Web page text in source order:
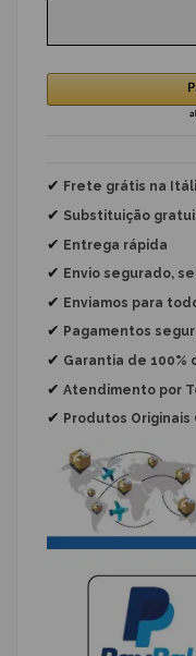
✔ Frete grátis na
✔ Substituição
✔ Entrega rápida
✔ Envio segurado,
✔ Enviamos para
✔ Pagamentos
✔ Garantia de 100%
✔ Atendimento por
✔ Produtos